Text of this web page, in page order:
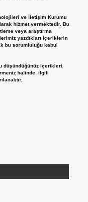
ve İletişim Kurumu
hizmet vermektedir. Bu
veya araştırma
yazdıkları içeriklerin
bu sorumluluğu kabul
düşündüğünüz içerikleri,
halinde, ilgili